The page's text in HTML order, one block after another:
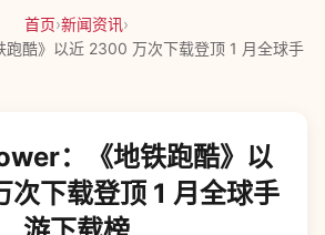
首页›新闻资讯›
跑酷》以近 2300 万次下载登顶 1 月全球手
：《地铁跑酷》以
下载登顶 1 月全球手